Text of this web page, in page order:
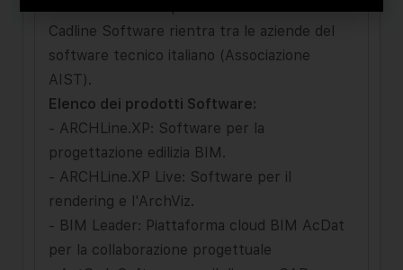
Cadline Software rientra tra le aziende del
software tecnico italiano (Associazione
AIST).
Elenco dei prodotti Software:
- ARCHLine.XP: Software per la
progettazione edilizia BIM.
- ARCHLine.XP Live: Software per il
rendering e l'ArchViz.
- BIM Leader: Piattaforma cloud BIM AcDat
per la collaborazione progettuale